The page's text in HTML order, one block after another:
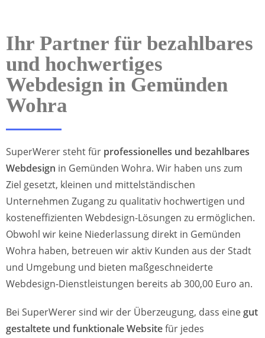
Ihr Partner für bezahlbares
und hochwertiges
Webdesign in Gemünden
Wohra
SuperWerer steht für professionelles und bezahlbares
Webdesign in Gemünden Wohra. Wir haben uns zum
Ziel gesetzt, kleinen und mittelständischen
Unternehmen Zugang zu qualitativ hochwertigen und
kosteneffizienten Webdesign-Lösungen zu ermöglichen.
Obwohl wir keine Niederlassung direkt in Gemünden
Wohra haben, betreuen wir aktiv Kunden aus der Stadt
und Umgebung und bieten maßgeschneiderte
Webdesign-Dienstleistungen bereits ab 300,00 Euro an.
Bei SuperWerer sind wir der Überzeugung, dass eine gut
gestaltete und funktionale Websitefür jedes